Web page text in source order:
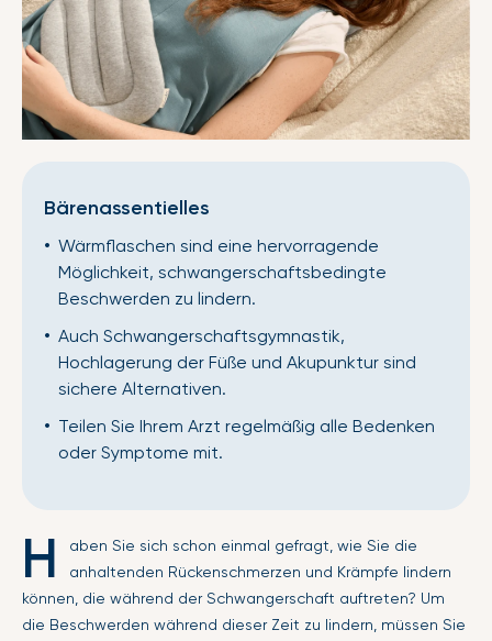
Bärenassentielles
Wärmflaschen sind eine hervorragende
Möglichkeit, schwangerschaftsbedingte
Beschwerden zu lindern.
Auch Schwangerschaftsgymnastik,
Hochlagerung der Füße und Akupunktur sind
sichere Alternativen.
Teilen Sie Ihrem Arzt regelmäßig alle Bedenken
oder Symptome mit.
H
aben Sie sich schon einmal gefragt, wie Sie die
anhaltenden Rückenschmerzen und Krämpfe lindern
können, die während der Schwangerschaft auftreten? Um
die Beschwerden während dieser Zeit zu lindern, müssen Sie